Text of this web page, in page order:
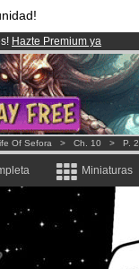
Hazte Premium ya
!.
y Mangas!.
Of Sefora > Ch. 10 > P. 2
Miniaturas